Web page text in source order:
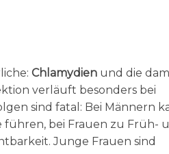
Chlamydien und die
verläuft besonders bei
sind fatal: Bei Männern
bei Frauen zu Früh-
Junge Frauen sind